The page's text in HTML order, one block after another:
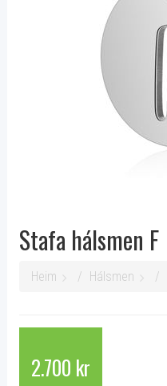
Stafa hálsmen F
Heim Hálsmen
2.700 kr